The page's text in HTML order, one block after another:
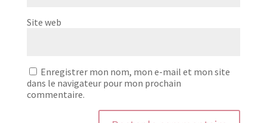
Site web
Enregistrer mon nom, mon e-mail et mon site
dans le navigateur pour mon prochain
commentaire.